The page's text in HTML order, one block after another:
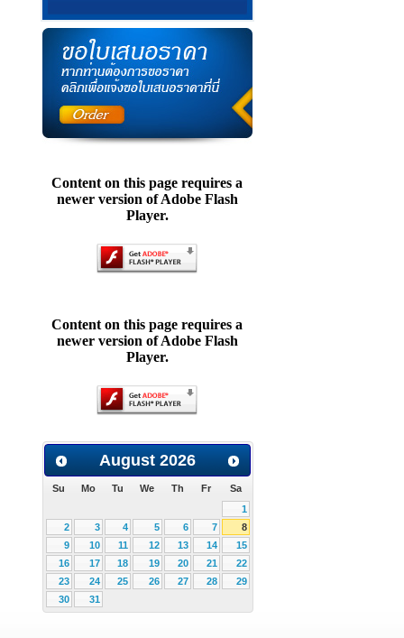
Content on this page requires a
newer version of Adobe Flash
Player.
Content on this page requires a
newer version of Adobe Flash
Player.
August 2026
Su Mo Tu We Th Fr
Sa
1
2
3 4 5 6 7
8
9
10 11 12 13 14
15
16
17 18 19 20 21
22
23
24 25 26 27 28
29
30
31